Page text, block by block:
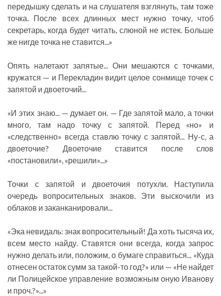
передышку сделать и на слушателя взглянуть, там тоже
точка. После всех длинных мест нужно точку, чтоб
секретарь, когда будет читать, слюной не истек. Больше
же нигде точка не ставится...»
Опять налетают запятые... Они мешаются с точками,
кружатся — и Перекладин видит целое сонмище точек с
запятой и двоеточий...
«И этих знаю... — думает он. — Где запятой мало, а точки
много, там надо точку с запятой. Перед «но» и
«следственно» всегда ставлю точку с запятой... Ну-с, а
двоеточие? Двоеточие ставится после слов
«постановили», «решили»...»
Точки с запятой и двоеточия потухли. Наступила
очередь вопросительных знаков. Эти выскочили из
облаков и заканканировали...
«Эка невидаль: знак вопросительный! Да хоть тысяча их,
всем место найду. Ставятся они всегда, когда запрос
нужно делать или, положим, о бумаге справиться... «Куда
отнесен остаток сумм за такой-то год?» или — «Не найдет
ли Полицейское управление возможным оную Иванову
и проч.?»...»